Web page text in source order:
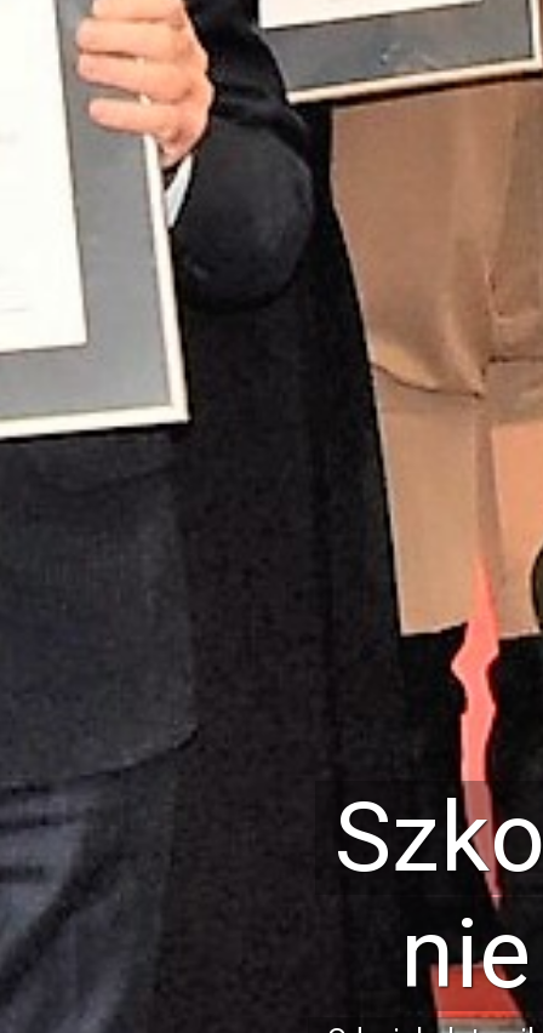
Nasze
telefoniczne,